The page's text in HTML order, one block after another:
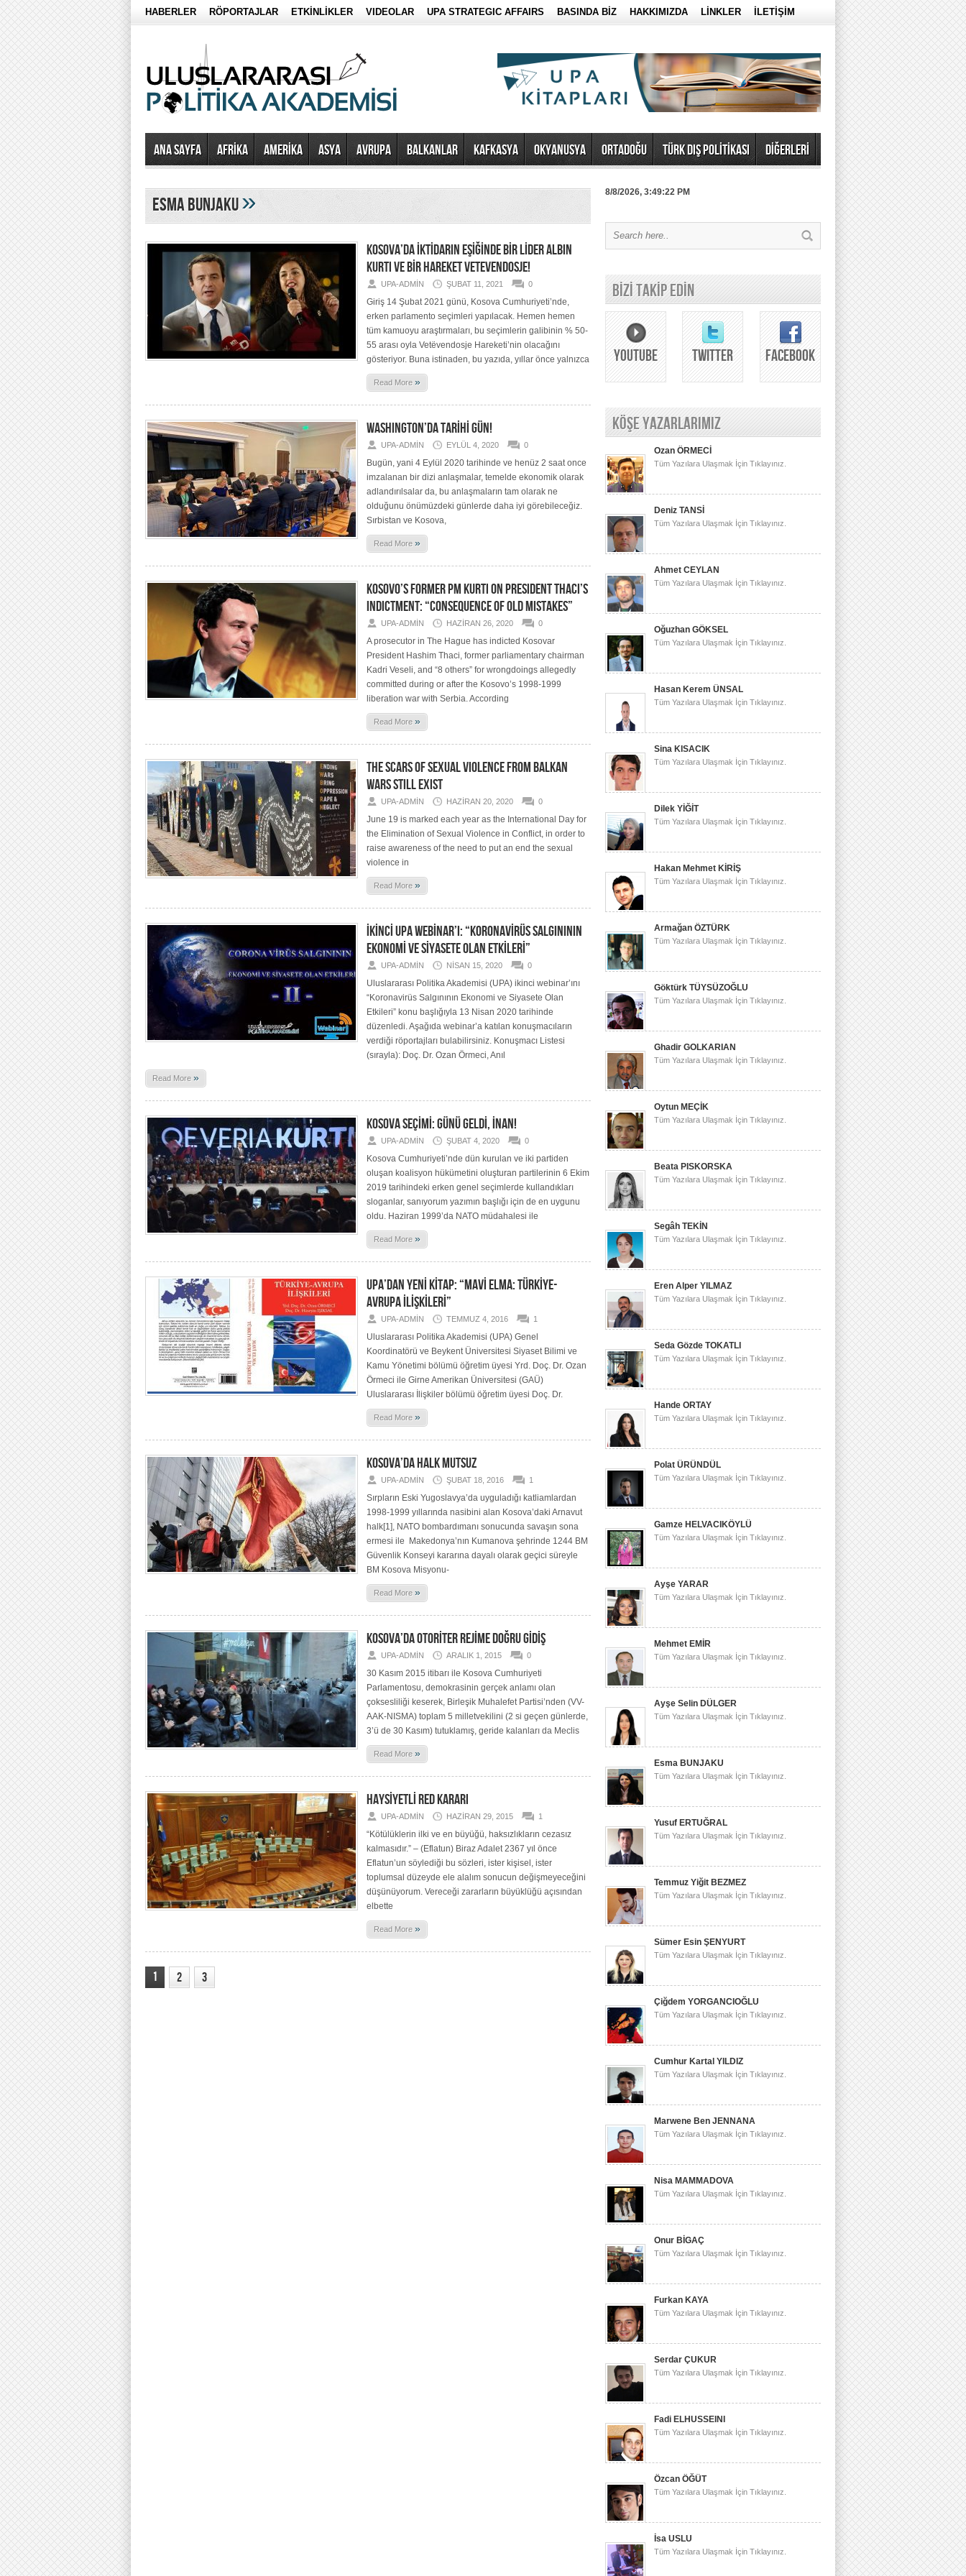
HABERLER RÖPORTAJLAR ETKİNLİKLER VIDEOLAR UPA STRATEGIC AFFAIRS BASINDA BİZ HAKKIMIZDA LİNKLER İLETİŞİM
Ana Sayfa AFRİKA AMERİKA ASYA AVRUPA BALKANLAR KAFKASYA OKYANUSYA ORTADOĞU TÜRK DIŞ POLİTİKASI DİĞERLERİ
esma bunjaku»
KOSOVA’DA İKTİDARIN EŞİĞİNDE BİR LİDER ALBIN
KURTI VE BİR HAREKET VETEVENDOSJE!
UPA-ADMIN ŞUBAT 11, 2021 0
Giriş 14 Şubat 2021 günü, Kosova Cumhuriyeti’nde,
erken parlamento seçimleri yapılacak. Hemen hemen
tüm kamuoyu araştırmaları, bu seçimlerin galibinin % 50-
55 arası oyla Vetëvendosje Hareketi’nin olacağını
gösteriyor. Buna istinaden, bu yazıda, yıllar önce yalnızca
Read More »
WASHINGTON’DA TARİHİ GÜN!
UPA-ADMIN EYLÜL 4, 2020 0
Bugün, yani 4 Eylül 2020 tarihinde ve henüz 2 saat once
imzalanan bir dizi anlaşmalar, temelde ekonomik olarak
adlandırılsalar da, bu anlaşmaların tam olarak ne
olduğunu önümüzdeki günlerde daha iyi görebileceğiz.
Sırbistan ve Kosova,
Read More »
KOSOVO’S FORMER PM KURTI ON PRESIDENT THACI’S
INDICTMENT: “CONSEQUENCE OF OLD MISTAKES”
UPA-ADMIN HAZIRAN 26, 2020 0
A prosecutor in The Hague has indicted Kosovar
President Hashim Thaci, former parliamentary chairman
Kadri Veseli, and “8 others” for wrongdoings allegedly
committed during or after the Kosovo’s 1998-1999
liberation war with Serbia. According
Read More »
THE SCARS OF SEXUAL VIOLENCE FROM BALKAN
WARS STILL EXIST
UPA-ADMIN HAZIRAN 20, 2020 0
June 19 is marked each year as the International Day for
the Elimination of Sexual Violence in Conflict, in order to
raise awareness of the need to put an end the sexual
violence in
Read More »
İKİNCİ UPA WEBİNAR’I: “KORONAVİRÜS SALGINININ
EKONOMİ VE SİYASETE OLAN ETKİLERİ”
UPA-ADMIN NISAN 15, 2020 0
Uluslararası Politika Akademisi (UPA) ikinci webinar’ını
“Koronavirüs Salgınının Ekonomi ve Siyasete Olan
Etkileri” konu başlığıyla 13 Nisan 2020 tarihinde
düzenledi. Aşağıda webinar’a katılan konuşmacıların
verdiği röportajları bulabilirsiniz. Konuşmacı Listesi
(sırayla): Doç. Dr. Ozan Örmeci, Anıl
Read More »
KOSOVA SEÇİMİ: GÜNÜ GELDİ, İNAN!
UPA-ADMIN ŞUBAT 4, 2020 0
Kosova Cumhuriyeti’nde dün kurulan ve iki partiden
oluşan koalisyon hükümetini oluşturan partilerinin 6 Ekim
2019 tarihindeki erken genel seçimlerde kullandıkları
sloganlar, sanıyorum yazımın başlığı için de en uygunu
oldu. Haziran 1999’da NATO müdahalesi ile
Read More »
UPA’DAN YENİ KİTAP: “MAVİ ELMA: TÜRKİYE-
AVRUPA İLİŞKİLERİ”
UPA-ADMIN TEMMUZ 4, 2016 1
Uluslararası Politika Akademisi (UPA) Genel
Koordinatörü ve Beykent Üniversitesi Siyaset Bilimi ve
Kamu Yönetimi bölümü öğretim üyesi Yrd. Doç. Dr. Ozan
Örmeci ile Girne Amerikan Üniversitesi (GAÜ)
Uluslararası İlişkiler bölümü öğretim üyesi Doç. Dr.
Read More »
KOSOVA’DA HALK MUTSUZ
UPA-ADMIN ŞUBAT 18, 2016 1
Sırpların Eski Yugoslavya’da uyguladığı katliamlardan
1998-1999 yıllarında nasibini alan Kosova’daki Arnavut
halk[1], NATO bombardımanı sonucunda savaşın sona
ermesi ile Makedonya’nın Kumanova şehrinde 1244 BM
Güvenlik Konseyi kararına dayalı olarak geçici süreyle
BM Kosova Misyonu-
Read More »
KOSOVA’DA OTORİTER REJİME DOĞRU GİDİŞ
UPA-ADMIN ARALIK 1, 2015 0
30 Kasım 2015 itibarı ile Kosova Cumhuriyeti
Parlamentosu, demokrasinin gerçek anlamı olan
çoksesliliği keserek, Birleşik Muhalefet Partisi’nden (VV-
AAK-NISMA) toplam 5 milletvekilini (2 si geçen günlerde,
3’ü de 30 Kasım) tutuklamış, geride kalanları da Meclis
Read More »
HAYSİYETLİ RED KARARI
UPA-ADMIN HAZIRAN 29, 2015 1
“Kötülüklerin ilki ve en büyüğü, haksızlıkların cezasız
kalmasıdır.” – (Eflatun) Biraz Adalet 2367 yıl önce
Eflatun’un söylediği bu sözleri, ister kişisel, ister
toplumsal düzeyde ele alalım sonucun değişmeyeceğini
düşünüyorum. Vereceği zararların büyüklüğü açısından
elbette
Read More »
1 2 3
8/8/2026, 3:49:22 PM
BİZİ TAKİP EDİN
YOUTUBE TWITTER FACEBOOK
KÖŞE YAZARLARIMIZ
Ozan ÖRMECİ
Tüm Yazılara Ulaşmak İçin Tıklayınız.
Deniz TANSİ
Tüm Yazılara Ulaşmak İçin Tıklayınız.
Ahmet CEYLAN
Tüm Yazılara Ulaşmak İçin Tıklayınız.
Oğuzhan GÖKSEL
Tüm Yazılara Ulaşmak İçin Tıklayınız.
Hasan Kerem ÜNSAL
Tüm Yazılara Ulaşmak İçin Tıklayınız.
Sina KISACIK
Tüm Yazılara Ulaşmak İçin Tıklayınız.
Dilek YİĞİT
Tüm Yazılara Ulaşmak İçin Tıklayınız.
Hakan Mehmet KİRİŞ
Tüm Yazılara Ulaşmak İçin Tıklayınız.
Armağan ÖZTÜRK
Tüm Yazılara Ulaşmak İçin Tıklayınız.
Göktürk TÜYSÜZOĞLU
Tüm Yazılara Ulaşmak İçin Tıklayınız.
Ghadir GOLKARIAN
Tüm Yazılara Ulaşmak İçin Tıklayınız.
Oytun MEÇİK
Tüm Yazılara Ulaşmak İçin Tıklayınız.
Beata PISKORSKA
Tüm Yazılara Ulaşmak İçin Tıklayınız.
Segâh TEKİN
Tüm Yazılara Ulaşmak İçin Tıklayınız.
Eren Alper YILMAZ
Tüm Yazılara Ulaşmak İçin Tıklayınız.
Seda Gözde TOKATLI
Tüm Yazılara Ulaşmak İçin Tıklayınız.
Hande ORTAY
Tüm Yazılara Ulaşmak İçin Tıklayınız.
Polat ÜRÜNDÜL
Tüm Yazılara Ulaşmak İçin Tıklayınız.
Gamze HELVACIKÖYLÜ
Tüm Yazılara Ulaşmak İçin Tıklayınız.
Ayşe YARAR
Tüm Yazılara Ulaşmak İçin Tıklayınız.
Mehmet EMİR
Tüm Yazılara Ulaşmak İçin Tıklayınız.
Ayşe Selin DÜLGER
Tüm Yazılara Ulaşmak İçin Tıklayınız.
Esma BUNJAKU
Tüm Yazılara Ulaşmak İçin Tıklayınız.
Yusuf ERTUĞRAL
Tüm Yazılara Ulaşmak İçin Tıklayınız.
Temmuz Yiğit BEZMEZ
Tüm Yazılara Ulaşmak İçin Tıklayınız.
Sümer Esin ŞENYURT
Tüm Yazılara Ulaşmak İçin Tıklayınız.
Çiğdem YORGANCIOĞLU
Tüm Yazılara Ulaşmak İçin Tıklayınız.
Cumhur Kartal YILDIZ
Tüm Yazılara Ulaşmak İçin Tıklayınız.
Marwene Ben JENNANA
Tüm Yazılara Ulaşmak İçin Tıklayınız.
Nisa MAMMADOVA
Tüm Yazılara Ulaşmak İçin Tıklayınız.
Onur BİGAÇ
Tüm Yazılara Ulaşmak İçin Tıklayınız.
Furkan KAYA
Tüm Yazılara Ulaşmak İçin Tıklayınız.
Serdar ÇUKUR
Tüm Yazılara Ulaşmak İçin Tıklayınız.
Fadi ELHUSSEINI
Tüm Yazılara Ulaşmak İçin Tıklayınız.
Özcan ÖĞÜT
Tüm Yazılara Ulaşmak İçin Tıklayınız.
İsa USLU
Tüm Yazılara Ulaşmak İçin Tıklayınız.